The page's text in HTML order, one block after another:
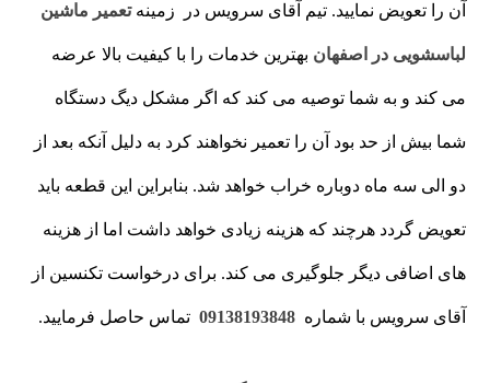
آن را تعویض نمایید. تیم آقای سرویس در زمینهتعمیر ماشین
لباسشویی در اصفهان بهترین خدمات را با کیفیت بالا عرضه
می کند و به شما توصیه می کند که اگر مشکل دیگ دستگاه
شما بیش از حد بود آن را تعمیر نخواهند کرد به دلیل آنکه بعد از
دو الی سه ماه دوباره خراب خواهد شد. بنابراین این قطعه باید
تعویض گردد هرچند که هزینه زیادی خواهد داشت اما از هزینه
های اضافی دیگر جلوگیری می کند. برای درخواست تکنسین از
آقای سرویس با شماره09138193848 تماس حاصل فرمایید.